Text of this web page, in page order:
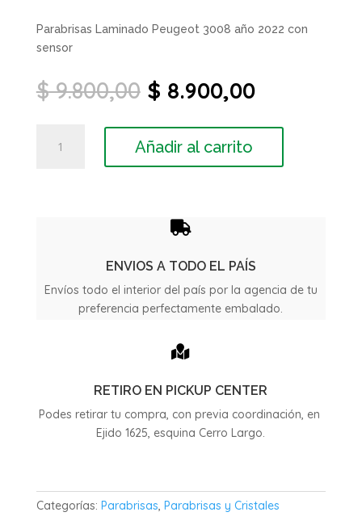
Parabrisas Laminado Peugeot 3008 año 2022 con
sensor
$9.800,00 El
precio
original
era:
$ 9.800,00.
$ 8.900,00El
actual
$
Laminado
cantidad
Añadir al carrito

ENVIOS A TODO EL PAÍS
Envíos todo el interior del país por la agencia de tu
preferencia perfectamente embalado.

RETIRO EN PICKUP CENTER
Podes retirar tu compra, con previa coordinación, en
Ejido 1625, esquina Cerro Largo.
Categorías: Parabrisas, Parabrisas y Cristales